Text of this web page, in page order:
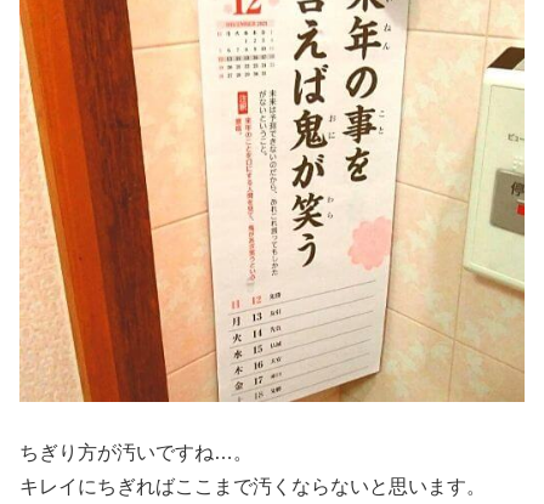
ちぎり方が汚いですね…。
キレイにちぎればここまで汚くならないと思います。